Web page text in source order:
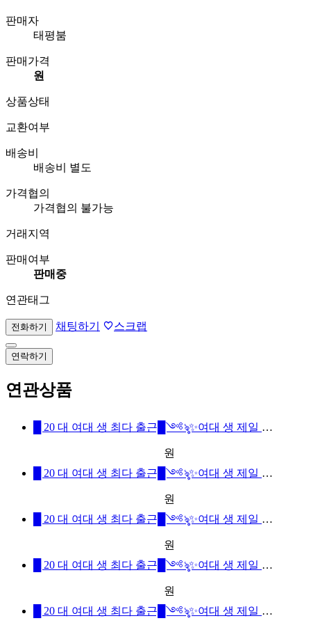
판매자
태평붐
판매가격
원
상품상태
교환여부
배송비
배송비 별도
가격협의
가격협의 불가능
거래지역
판매여부
판매중
연관태그
전화하기 채팅하기 스크랩
연락하기
연관상품
█ 20 대 여대 생 최다 출근█༺ৡ✨여대 생 제일 많은곳✨ৡ༻██❤24시간 영업❤이쁜애#잘노는애#귀여운애#섹시한애#모두있는 유일한곳❤회원분들이 극찬한 곳❤내상없는 서비스와 응대로
원
█ 20 대 여대 생 최다 출근█༺ৡ✨여대 생 제일 많은곳✨ৡ༻██❤24시간 영업❤이쁜애#잘노는애#귀여운애#섹시한애#모두있는 유일한곳❤회원분들이 극찬한 곳❤내상없는 서비스와 응대로
원
█ 20 대 여대 생 최다 출근█༺ৡ✨여대 생 제일 많은곳✨ৡ༻██❤24시간 영업❤이쁜애#잘노는애#귀여운애#섹시한애#모두있는 유일한곳❤회원분들이 극찬한 곳❤내상없는 서비스와 응대로
원
█ 20 대 여대 생 최다 출근█༺ৡ✨여대 생 제일 많은곳✨ৡ༻██❤24시간 영업❤이쁜애#잘노는애#귀여운애#섹시한애#모두있는 유일한곳❤회원분들이 극찬한 곳❤내상없는 서비스와 응대로
원
█ 20 대 여대 생 최다 출근█༺ৡ✨여대 생 제일 많은곳✨ৡ༻██❤24시간 영업❤이쁜애#잘노는애#귀여운애#섹시한애#모두있는 유일한곳❤회원분들이 극찬한 곳❤내상없는 서비스와 응대로